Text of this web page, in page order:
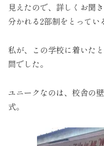
見えたので、詳しくお聞
分かれる2部制をとってい
私が、この学校に着いた
間でした。
ユニークなのは、校舎の
式。